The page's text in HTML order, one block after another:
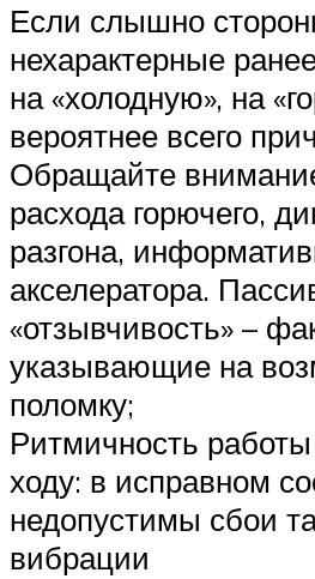
Если слышно
нехарактерные
на «холодную», на
вероятнее всего
Обращайте
расхода горючего,
разгона,
акселератора.
«отзывчивость» –
указывающие на
поломку;
Ритмичность
ходу: в исправном
недопустимы сбои
вибрации